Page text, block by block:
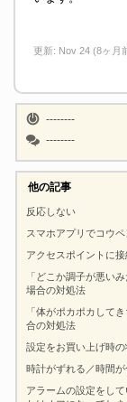
更新: Nov 24 (8ヶ月
--------
--------
他の記事
反応しない
スマホアプリでコウ
アクセスポイントに
「どこか調子が悪い
場合の対処法
「体がポカポカして
合の対処法
設定をお買い上げ時
時計がずれる／時間
アラームの設定をし